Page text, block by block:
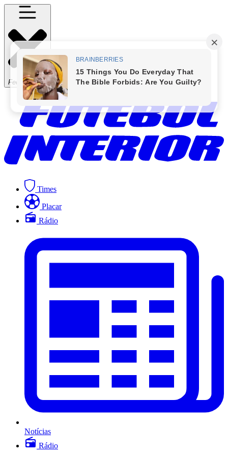
Fechar Menu
Times
Placar
Rádio
Notícias
Rádio